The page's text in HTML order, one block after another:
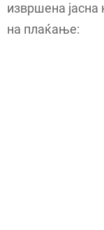
извршена јасна
на плаќање: